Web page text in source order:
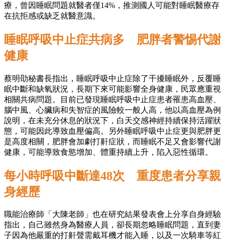
療，曾因睡眠問題就醫者僅14%，推測國人可能對睡眠醫療存
在抗拒感或缺乏就醫意識。
睡眠呼吸中止症共病多 肥胖者警惕代謝
健康
蔡明劭秘書長指出，睡眠呼吸中止症除了干擾睡眠外，反覆睡
眠中斷和缺氧狀況，長期下來可能影響全身健康，民眾應重視
相關共病問題。目前已發現睡眠呼吸中止症患者罹患高血壓、
腦中風、心臟病和失智症的風險較一般人高，他以高血壓為例
說明，在未充分休息的狀況下，白天交感神經持續保持活躍狀
態，可能因此導致血壓偏高。另外睡眠呼吸中止症更與肥胖更
是高度相關，肥胖會加劇打鼾症狀，而睡眠不足又會影響代謝
健康，可能導致食慾增加、體重持續上升，陷入惡性循環。
每小時呼吸中斷達48次 重度患者分享親
身經歷
職能治療師「大陳老師」也在研究結果發表會上分享自身經驗
指出，自己雖然身為醫療人員，卻長期忽略睡眠問題，直到妻
子因為他嚴重的打鼾聲需戴耳機才能入睡，以及一次騎車等紅